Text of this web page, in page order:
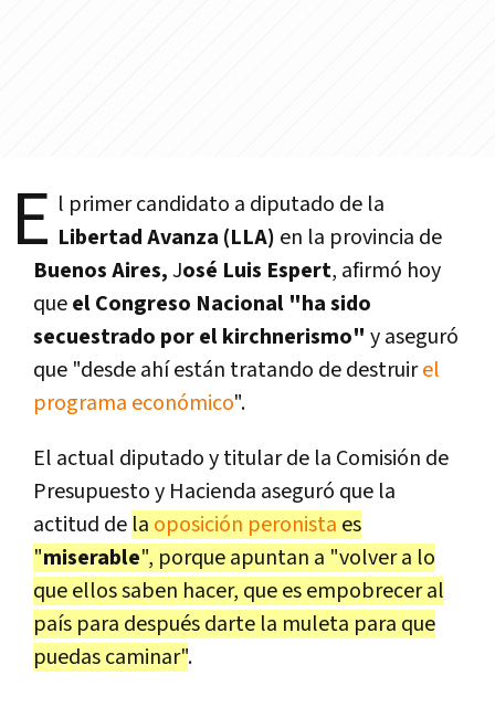
E l primer candidato a diputado de la
Libertad Avanza (LLA) en la provincia de
Buenos Aires,José Luis Espert, afirmó hoy
queel Congreso Nacional "ha sido
secuestrado por el kirchnerismo" y aseguró
que "desde ahí están tratando de destruirel
programa económico".
El actual diputado y titular de la Comisión de
Presupuesto y Hacienda aseguró que la
actitud de la oposición peronista es
"miserable", porque apuntan a "volver a lo
que ellos saben hacer, que es empobrecer al
país para después darte la muleta para que
puedas caminar".